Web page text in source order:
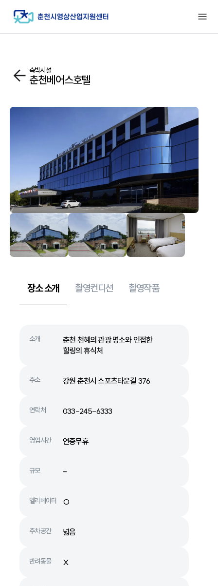
숙박시설
춘천베어스호텔
장소 소개 촬영컨디션 촬영작품
소개
춘천 천혜의 관광 명소와 인접한
힐링의 휴식처
주소 강원 춘천시 스포츠타운길 376
연락처 033-245-6333
영업시간 연중무휴
규모 -
엘리베이터 O
주차공간 넓음
반려동물 X